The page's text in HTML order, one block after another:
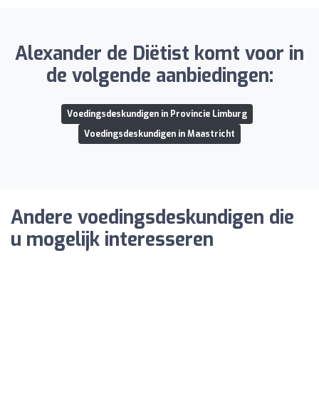
Alexander de Diëtist komt voor in
de volgende aanbiedingen:
Voedingsdeskundigen in Provincie Limburg
Voedingsdeskundigen in Maastricht
Andere voedingsdeskundigen die
u mogelijk interesseren